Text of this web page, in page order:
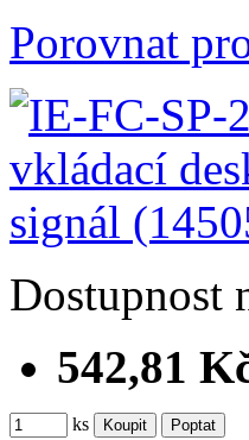
Porovnat
Dostupnost
542,81
ks